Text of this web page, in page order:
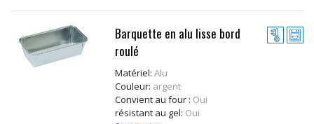
Barquette en alu lisse bord
roulé
Matériel:Alu
Couleur: argent
Convient au four : Oui
résistant au gel: Oui